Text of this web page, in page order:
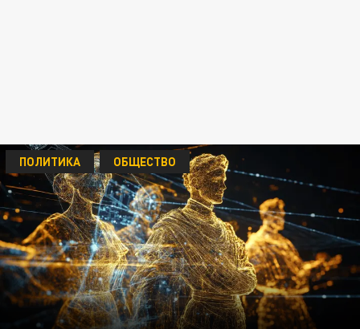
ПОЛИТИКА ОБЩЕСТВО